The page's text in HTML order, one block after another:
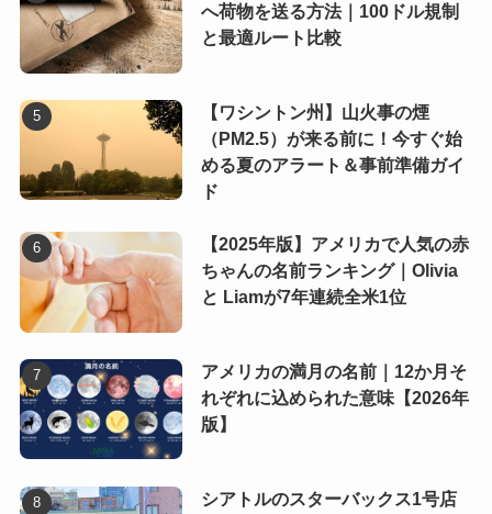
へ荷物を送る方法｜100ドル規制
と最適ルート比較
【ワシントン州】山火事の煙
（PM2.5）が来る前に！今すぐ始
める夏のアラート＆事前準備ガイ
ド
【2025年版】アメリカで人気の赤
ちゃんの名前ランキング｜Olivia
と Liamが7年連続全米1位
アメリカの満月の名前｜12か月そ
れぞれに込められた意味【2026年
版】
シアトルのスターバックス1号店